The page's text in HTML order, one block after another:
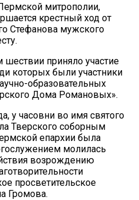
митрополии,
крестный ход от
Стефанова мужского
приняло участие
которых были участники
образовательных
Дома Романовых».
у часовни во имя святого
Тверского соборным
епархии была
молилась
возрождению
просветительское
Громова.